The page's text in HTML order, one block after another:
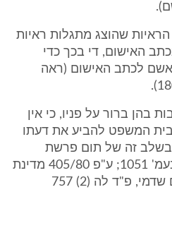
שהוצג מתגלות ראיות
האישום, די בכך כדי
לכתב האישום (ראה
בהן ברור על פניו, כי אין
המשפט להביע את דעתו
בשלב זה של תום פרשת
התביעה (י' קדמי בספרו בעמ' 1051; ע"פ 405/80 מדינת
ישראל נ' זבולון בן אברהם שדמי, פ"ד לה (2) 757